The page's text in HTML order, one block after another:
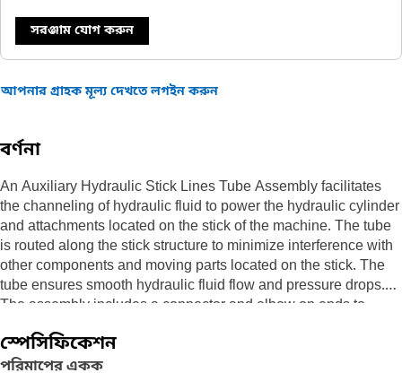
সরঞ্জাম যোগ করুন
আপনার গ্রাহক মূল্য দেখতে লগইন করুন
বর্ণনা
An Auxiliary Hydraulic Stick Lines Tube Assembly facilitates
the channeling of hydraulic fluid to power the hydraulic cylinder
and attachments located on the stick of the machine. The tube
is routed along the stick structure to minimize interference with
other components and moving parts located on the stick. The
tube ensures smooth hydraulic fluid flow and pressure drops.
The assembly includes a connector and elbow on ends to
Attributes:
স্পেসিফিকেশন
পরিমাপের একক